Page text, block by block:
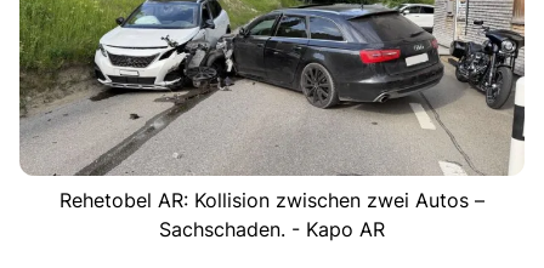
Rehetobel AR: Kollision zwischen zwei Autos –
Sachschaden. - Kapo AR